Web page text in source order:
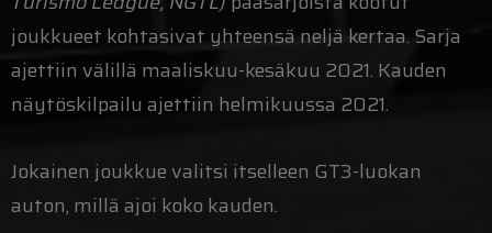
joukkueet kohtasivat yhteensä neljä kertaa. Sarja
ajettiin välillä maaliskuu-kesäkuu 2021. Kauden
näytöskilpailu ajettiin helmikuussa 2021.
Jokainen joukkue valitsi itselleen GT3-luokan
auton, millä ajoi koko kauden.